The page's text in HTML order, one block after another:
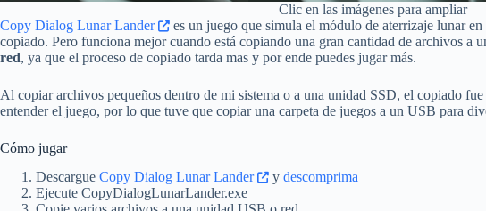
Clic en las imágenes para ampliar
Copy Dialog Lunar Lander
es un juego que simula el módulo de aterrizaje lunar
copiado. Pero funciona mejor cuando está copiando una gran cantidad de archivos a
red, ya que el proceso de copiado tarda mas y por ende puedes jugar más.
Al copiar archivos pequeños dentro de mi sistema o a una unidad SSD, el copiado
entender el juego, por lo que tuve que copiar una carpeta de juegos a un USB para
Cómo jugar
Descargue Copy Dialog Lunar Lander y descomprima
Ejecute CopyDialogLunarLander.exe